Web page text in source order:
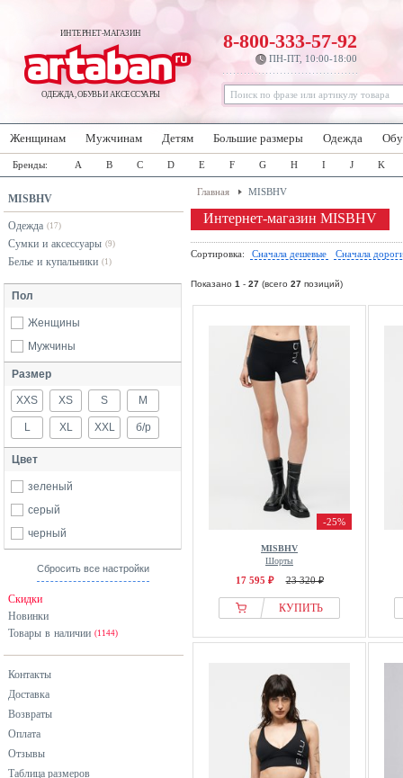
ИНТЕРНЕТ-МАГАЗИН
ОДЕЖДА, ОБУВЬ И АКСЕССУАРЫ
8-800-333-57-92
ПН-ПТ, 10:00-18:00
Женщинам Мужчинам Детям Большие размеры Одежда
Бренды: A B C D E F G H I J K
MISBHV
Одежда (17)
Сумки и аксессуары (9)
Белье и купальники (1)
Пол
Женщины
Мужчины
Размер
XXS XS S M
L XL XXL б/р
Цвет
зеленый
серый
черный
Сбросить все настройки
Скидки
Новинки
Товары в наличии (1144)
Контакты
Доставка
Возвраты
Оплата
Отзывы
Таблица размеров
Главная MISBHV
Интернет-магазин MISBHV
Сортировка: Сначала дешевые Сначала
Показано 1 - 27 (всего 27 позиций)
-25%
MISBHV
Шорты
17 595 ₽ 23 320 ₽
КУПИТЬ